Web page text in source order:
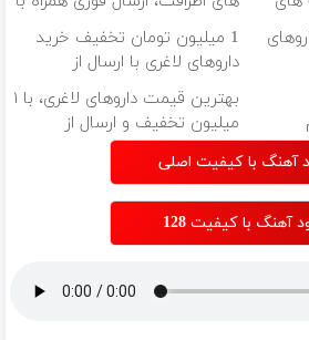
پک یخ!
1 میلیون تومان تخفیف خرید
داروهای لاغری با ارسال از
داروخانه و پک یخ!
بهترین قیمت داروهای لاغری، با ۱
میلیون تخفیف و ارسال از
داروخانه‌
آهنگ با کیفیت اصلی
آهنگ با کیفیت 128